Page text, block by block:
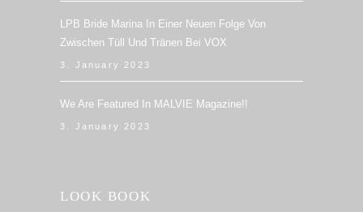
LPB Bride Marina In Einer Neuen Folge Von
Zwischen Tüll Und Tränen Bei VOX
3. January 2023
We Are Featured In MALVIE Magazine!!
3. January 2023
LOOK BOOK